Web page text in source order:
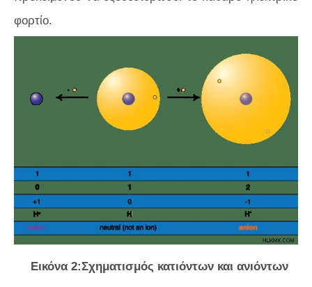
φορτίο.
Εικόνα 2:Σχηματισμός κατιόντων και ανιόντων